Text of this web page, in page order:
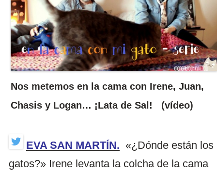
Nos metemos en la cama con Irene, Juan,
Chasis y Logan… ¡Lata de Sal! (vídeo)
EVA SAN MARTÍN. «¿Dónde están los
gatos?» Irene levanta la colcha de la cama